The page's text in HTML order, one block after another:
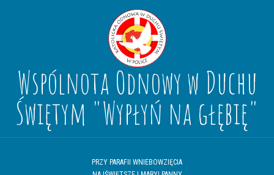
Wspólnota Odnowy w Duchu
Świętym "Wypłyń na głębię"
PRZY PARAFII WNIEBOWZIĘCIA